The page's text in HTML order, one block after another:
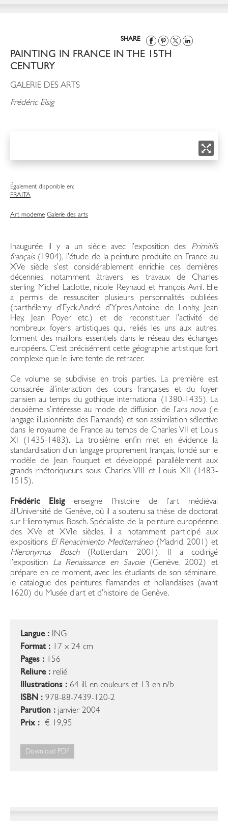
SHARE
PAINTING IN FRANCE IN THE 15TH
CENTURY
GALERIE DES ARTS
Frédéric Elsig
Également disponible en:
FRAITA
Art moderne Galerie des arts
Inaugurée il y a un siècle avec l’exposition des Primitifs
français (1904), l’étude de la peinture produite en France au
XVe siècle s’est considérablement enrichie ces dernières
décennies, notamment àtravers les travaux de Charles
sterling, Michel Laclotte, nicole Reynaud et François Avril. Elle
a permis de ressusciter plusieurs personnalités oubliées
(barthélemy d’Eyck,André d’Ypres,Antoine de Lonhy, Jean
Hey, Jean Poyer, etc.) et de reconstituer l’activité de
nombreux foyers artistiques qui, reliés les uns aux autres,
forment des maillons essentiels dans le réseau des échanges
européens. C’est précisément cette géographie artistique fort
complexe que le livre tente de retracer.
Ce volume se subdivise en trois parties. La première est
consacrée àl’interaction des cours françaises et du foyer
parisien au temps du gothique international (1380-1435). La
deuxième s’intéresse au mode de diffusion de l’ars nova (le
langage illusionniste des Flamands) et son assimilation sélective
dans le royaume de France au temps de Charles VII et Louis
XI (1435-1483). La troisième enfin met en évidence la
standardisation d’un langage proprement français, fondé sur le
modèle de Jean Fouquet et développé parallèlement aux
grands rhétoriqueurs sous Charles VIII et Louis XII (1483-
1515).
Frédéric Elsigenseigne l’histoire de l’art médiéval
àl’Université de Genève, où il a soutenu sa thèse de doctorat
sur Hieronymus Bosch. Spécialiste de la peinture européenne
des XVe et XVIe siècles, il a notamment participé aux
expositions El Renacimiento Mediterráneo (Madrid, 2001) et
Hieronymus Bosch (Rotterdam, 2001). Il a codirigé
l’exposition La Renaissance en Savoie (Genève, 2002) et
prépare en ce moment, avec les étudiants de son séminaire,
le catalogue des peintures flamandes et hollandaises (avant
1620) du Musée d’art et d’histoire de Genève.
Langue : ING
Format : 17 x 24 cm
Pages : 156
Reliure : relié
Illustrations : 64 ill. en couleurs et 13 en n/b
ISBN : 978-88-7439-120-2
Parution : janvier 2004
Prix : € 19,95
Download PDF